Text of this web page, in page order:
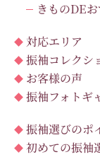
きものDE
対応エリア
振袖コレクシ
お客様の声
振袖フォトギ
振袖選びのポ
初めての振袖